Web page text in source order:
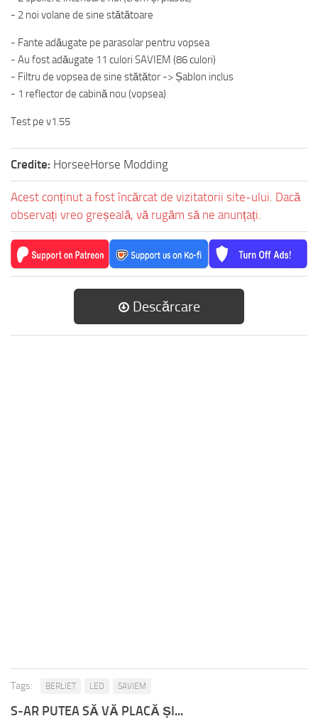
- 2 noi volane de sine stătătoare
- Fante adăugate pe parasolar pentru vopsea
- Au fost adăugate 11 culori SAVIEM (86 culori)
- Filtru de vopsea de sine stătător -> Șablon inclus
- 1 reflector de cabină nou (vopsea)
Test pe v1.55
Credite: HorseeHorse Modding
Acest conținut a fost încărcat de vizitatorii site-ului. Dacă
observați vreo greșeală, vă rugăm să ne anunțați.
Descărcare
Tags: BERLIET LED SAVIEM
S-AR PUTEA SĂ VĂ PLACĂ ȘI...